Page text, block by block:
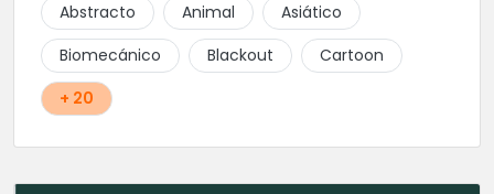
Abstracto Animal
Asiático
Biomecánico
Blackout
Cartoon
+ 20